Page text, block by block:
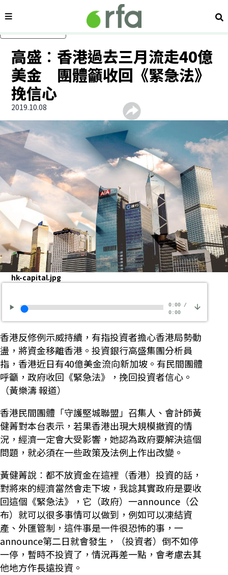
內容分類 搜
高盛︰香港過去三月流走40億
美金 團體籲收回《緊急法》
挽信心
2019.10.08
hk-capital.jpg
0:00/
0:00
香港反修例示威持續，有指投資者擔心香港局勢動
盪，將資金移離香港。投資銀行高盛集團分析員
指，香港近日有40億美金流向新加坡。有民間團體
呼籲，政府收回《緊急法》，挽回投資者信心。
（黃樂濤 報道）
香港民間團體「守護堅城聯盟」召集人、會計師黃
健菁對本台表示，若果香港出現大規模撤資的情
況，經濟一定會大受影響，她認為政府要解決這個
問題，就必須在一些政策及法例上作出改變。
黃健菁說︰都不放資金在這裡（香港）投資的話，
對將來的經濟當然會走下坡，我諗其實政府是要收
回這個《緊急法》，它（政府）一announce（公
布）就可以很多事情可以做到，例如可以凍結資
產、外匯管制，這件事是一件很恐怖的事，一
announce第二日就會發生，（投資者）倒不如停
一停，暫時不投資了，情況再差一點，會考慮去其
他地方作長遠投資。